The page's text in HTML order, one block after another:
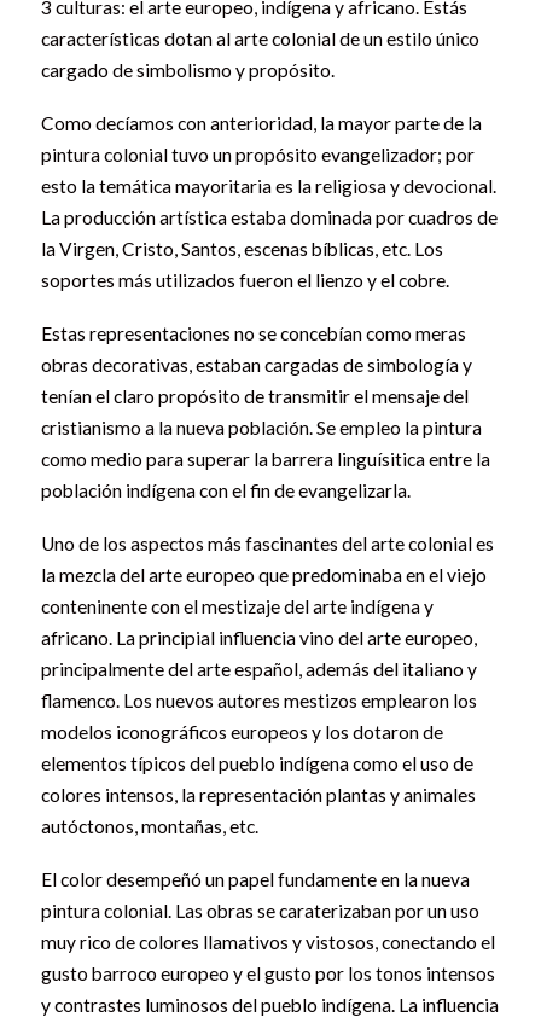
3 culturas: el arte europeo, indígena y africano. Estás
características dotan al arte colonial de un estilo único
cargado de simbolismo y propósito.
Como decíamos con anterioridad, la mayor parte de la
pintura colonial tuvo un propósito evangelizador; por
esto la temática mayoritaria es la religiosa y devocional.
La producción artística estaba dominada por cuadros de
la Virgen, Cristo, Santos, escenas bíblicas, etc. Los
soportes más utilizados fueron el lienzo y el cobre.
Estas representaciones no se concebían como meras
obras decorativas, estaban cargadas de simbología y
tenían el claro propósito de transmitir el mensaje del
cristianismo a la nueva población. Se empleo la pintura
como medio para superar la barrera linguísitica entre la
población indígena con el fin de evangelizarla.
Uno de los aspectos más fascinantes del arte colonial es
la mezcla del arte europeo que predominaba en el viejo
conteninente con el mestizaje del arte indígena y
africano. La principial influencia vino del arte europeo,
principalmente del arte español, además del italiano y
flamenco. Los nuevos autores mestizos emplearon los
modelos iconográficos europeos y los dotaron de
elementos típicos del pueblo indígena como el uso de
colores intensos, la representación plantas y animales
autóctonos, montañas, etc.
El color desempeñó un papel fundamente en la nueva
pintura colonial. Las obras se caraterizaban por un uso
muy rico de colores llamativos y vistosos, conectando el
gusto barroco europeo y el gusto por los tonos intensos
y contrastes luminosos del pueblo indígena. La influencia